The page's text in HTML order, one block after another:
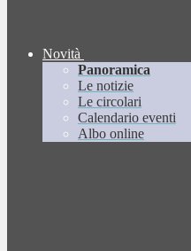
Novità
Panoramica
Le notizie
Le circolari
Calendario eventi
Albo online